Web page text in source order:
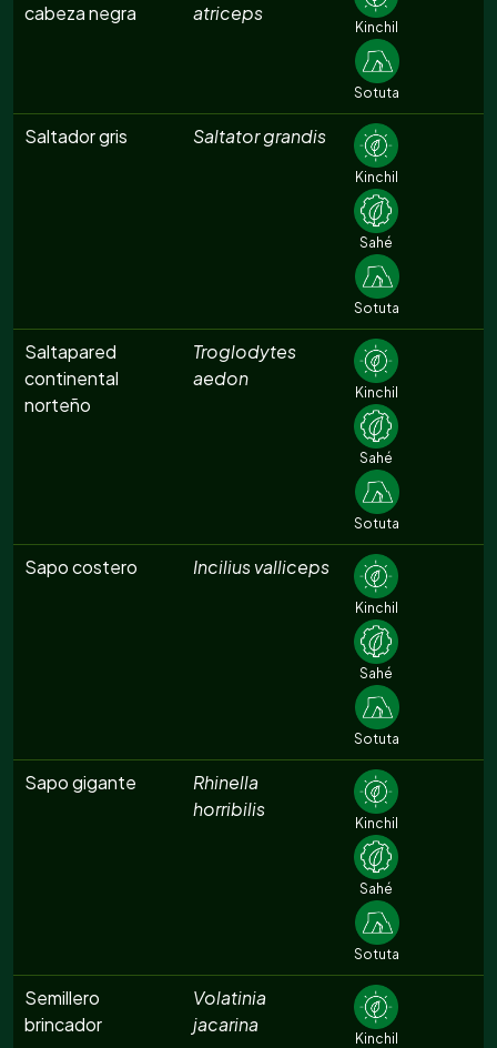
cabeza negra
atriceps
Kinchil
Sotuta
Saltador gris Saltator grandis
Kinchil
Sahé
Sotuta
Saltapared
continental
norteño
Troglodytes
aedon
Kinchil
Sahé
Sotuta
Sapo costero Incilius valliceps
Kinchil
Sahé
Sotuta
Sapo gigante
Rhinella
horribilis
Kinchil
Sahé
Sotuta
Semillero
brincador
Volatinia
jacarina
Kinchil